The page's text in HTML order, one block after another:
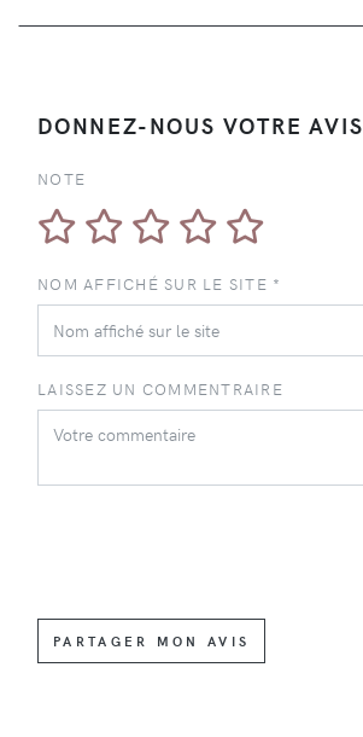
DONNEZ-NOUS VOTRE AVIS
NOTE
NOM AFFICHÉ SUR LE SITE *
LAISSEZ UN COMMENTRAIRE
PARTAGER MON AVIS